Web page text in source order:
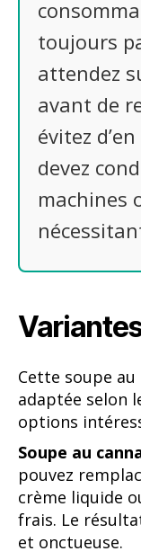
toujours
attendez
avant de
évitez
devez
machines
Cette soupe
adaptée selon
options
Soupe au
pouvez
crème liquide
frais. Le
et onctueuse.